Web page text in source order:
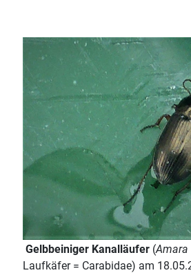
Gelbbeiniger Kanalläufer (
Laufkäfer = Carabidae) am